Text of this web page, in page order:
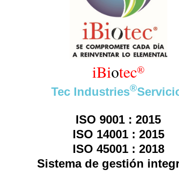
iBiotec®
Tec Industries®
ISO 9001 : 2015
ISO 14001 : 2015
ISO 45001 : 2018
Sistema de gestión